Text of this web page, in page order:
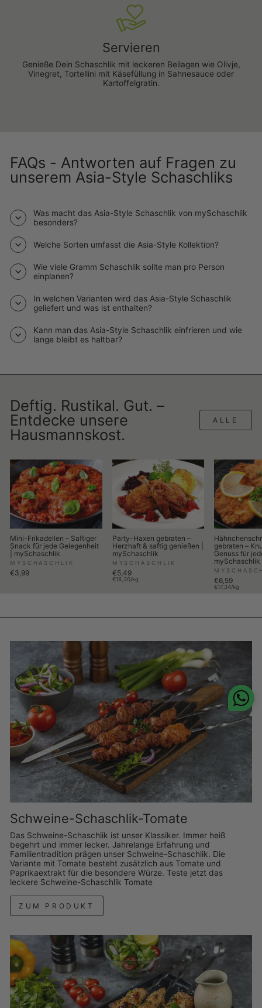
Servieren
Genieße Dein Schaschlik mit leckeren Beilagen wie Olivje
Vinegret Tortellini mit Käsefüllung in Sahnesauce oder
Kartoffelgratin.
FAQs - Antworten auf Fragen zu
unserem Asia-Style Schaschliks
Was macht das Asia-Style Schaschlik von mySchaschlik
besonders?
Welche Sorten umfasst die Asia-Style Kollektion?
Wie viele Gramm Schaschlik sollte man pro Person
einplanen?
In welchen Varianten wird das Asia-Style Schaschlik
geliefert und was ist enthalten?
Kann man das Asia-Style Schaschlik einfrieren und wie
lange bleibt es haltbar?
Deftig. Rustikal. Gut. –
Entdecke unsere
Hausmannskost.
ALLE
Mini-Frikadellen – Saftiger
Snack für jede Gelegenheit
| mySchaschlik
MYSCHASCHLIK
€3,99
Party-Haxen gebraten –
Herzhaft & saftig genießen |
mySchaschlik
MYSCHASCHLIK
€5,49
€18,30/kg
gebraten –
Genuss für
mySchaschlik
€6,59
€17,34/kg
Schweine-Schaschlik-Tomate
Das Schweine-Schaschlik ist unser Klassiker. Immer heiß
begehrt und immer lecker. Jahrelange Erfahrung und
Familientradition prägen unser Schweine-Schaschlik. Die
Variante mit Tomate besteht zusätzlich aus Tomate und
Paprikaextrakt für die besondere Würze. Teste jetzt das
leckere Schweine-Schaschlik Tomate
ZUM PRODUKT